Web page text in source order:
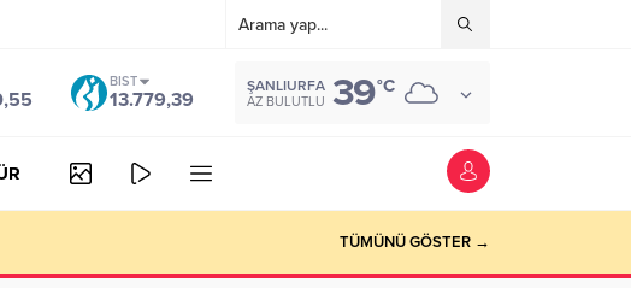
BIST
13.779,39
ŞANLIURFA
AZ BULUTLU 39°C
TÜMÜNÜ GÖSTER →